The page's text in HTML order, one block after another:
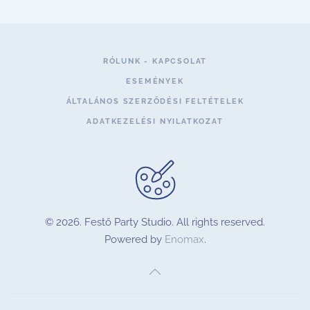
RÓLUNK - KAPCSOLAT
ESEMÉNYEK
ÁLTALÁNOS SZERZŐDÉSI FELTÉTELEK
ADATKEZELÉSI NYILATKOZAT
© 2026. Festő Party Studio. All rights reserved.
Powered by Enomax.